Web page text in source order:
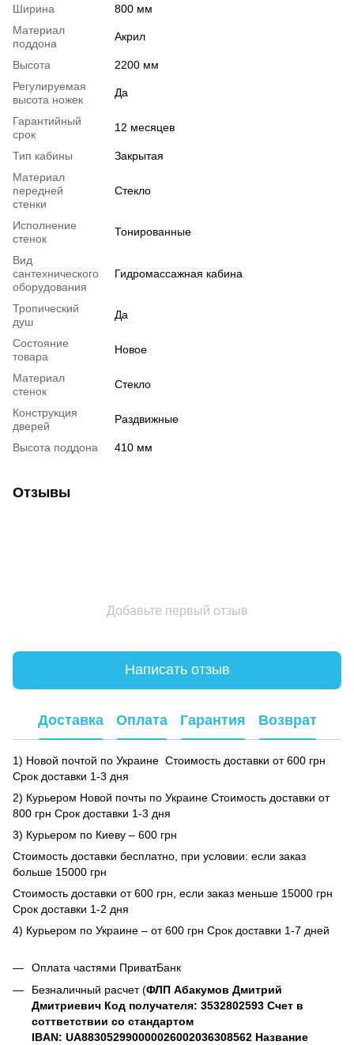
Ширина
800 мм
Материал
поддона
Акрил
Высота
2200 мм
Регулируемая
высота ножек
Да
Гарантийный
срок
12 месяцев
Тип кабины
Закрытая
Материал
передней
стенки
Стекло
Исполнение
стенок
Тонированные
Вид
сантехнического
оборудования
Гидромассажная кабина
Тропический
душ
Да
Состояние
товара
Новое
Материал
стенок
Стекло
Конструкция
дверей
Раздвижные
Высота поддона 410 мм
Отзывы
Добавьте первый отзыв
Написать отзыв
Доставка Оплата Гарантия Возврат
1) Новой почтой по Украине Стоимость доставки от 600 грн
Срок доставки 1-3 дня
2) Курьером Новой почты по Украине Стоимость доставки от
800 грн Срок доставки 1-3 дня
3) Курьером по Киеву – 600 грн
Стоимость доставки бесплатно, при условии: если заказ
больше 15000 грн
Стоимость доставки от 600 грн, если заказ меньше 15000 грн
Срок доставки 1-2 дня
4) Курьером по Украине – от 600 грн Срок доставки 1-7 дней
Оплата частями ПриватБанк
Безналичный расчет (ФЛП Абакумов Дмитрий
Дмитриевич Код получателя: 3532802593 Счет в
соттветствии со стандартом
IBAN: UA883052990000026002036308562 Название